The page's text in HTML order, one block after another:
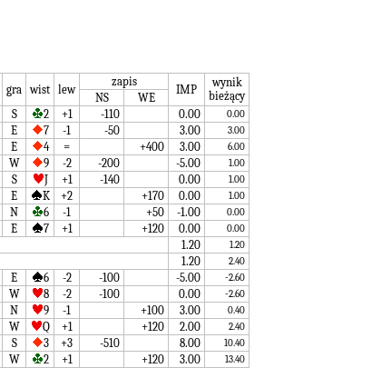
gra wist lew
zapis
IMP
wynik
bieżący
NS
WE
S 2 +1 -110 0.00 0.00
E 7 -1 -50 3.00 3.00
E 4 = +400 3.00 6.00
W 9 -2 -200 -5.00 1.00
S J +1 -140 0.00 1.00
E K +2 +170 0.00 1.00
N 6 -1 +50 -1.00 0.00
E 7 +1 +120 0.00 0.00
1.20 1.20
1.20 2.40
E 6 -2 -100 -5.00 -2.60
W 8 -2 -100 0.00 -2.60
N 9 -1 +100 3.00 0.40
W Q +1 +120 2.00 2.40
S 3 +3 -510 8.00 10.40
W 2 +1 +120 3.00 13.40